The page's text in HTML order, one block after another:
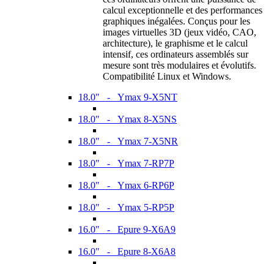
calcul exceptionnelle et des performances
graphiques inégalées. Conçus pour les
images virtuelles 3D (jeux vidéo, CAO,
architecture), le graphisme et le calcul
intensif, ces ordinateurs assemblés sur
mesure sont très modulaires et évolutifs.
Compatibilité Linux et Windows.
18.0" - Ymax 9-X5NT
18.0" - Ymax 8-X5NS
18.0" - Ymax 7-X5NR
18.0" - Ymax 7-RP7P
18.0" - Ymax 6-RP6P
18.0" - Ymax 5-RP5P
16.0" - Epure 9-X6A9
16.0" - Epure 8-X6A8